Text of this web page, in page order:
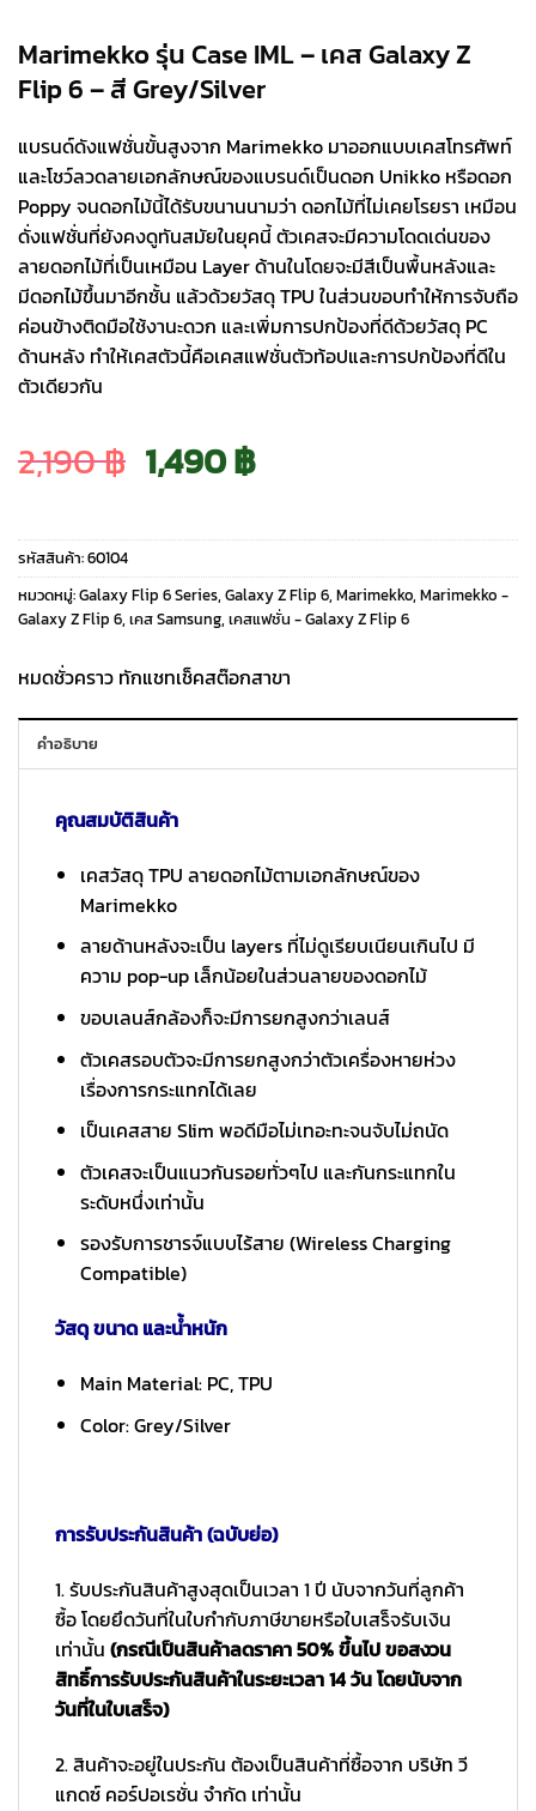
Marimekko รุ่น Case IML – เคส Galaxy Z
Flip 6 – สี Grey/Silver
แบรนด์ดังแฟชั่นขั้นสูงจาก Marimekko มาออกแบบเคสโทรศัพท์
และโชว์ลวดลายเอกลักษณ์ของแบรนด์เป็นดอก Unikko หรือดอก
Poppy จนดอกไม้นี้ได้รับขนานนามว่า ดอกไม้ที่ไม่เคยโรยรา เหมือน
ดั่งแฟชั่นที่ยังคงดูทันสมัยในยุคนี้ ตัวเคสจะมีความโดดเด่นของ
ลายดอกไม้ที่เป็นเหมือน Layer ด้านในโดยจะมีสีเป็นพื้นหลังและ
มีดอกไม้ขึ้นมาอีกชั้น แล้วด้วยวัสดุ TPU ในส่วนขอบทำให้การจับถือ
ค่อนข้างติดมือใช้งานะดวก และเพิ่มการปกป้องที่ดีด้วยวัสดุ PC
ด้านหลัง ทำให้เคสตัวนี้คือเคสแฟชั่นตัวท้อปและการปกป้องที่ดีใน
ตัวเดียวกัน
2,190฿ Original
price
was:
2,190 ฿.
1,490฿Current
price
is:
1,490 ฿.
รหัสสินค้า:60104
หมวดหมู่:Galaxy Flip 6 Series, Galaxy Z Flip 6, Marimekko, Marimekko -
Galaxy Z Flip 6, เคส Samsung, เคสแฟชั่น - Galaxy Z Flip 6
หมดชั่วคราว ทักแชทเช็คสต๊อกสาขา
คำอธิบาย
คุณสมบัติสินค้า
เคสวัสดุ TPU ลายดอกไม้ตามเอกลักษณ์ของ
Marimekko
ลายด้านหลังจะเป็น layers ที่ไม่ดูเรียบเนียนเกินไป มี
ความ pop-up เล็กน้อยในส่วนลายของดอกไม้
ขอบเลนส์กล้องก็จะมีการยกสูงกว่าเลนส์
ตัวเคสรอบตัวจะมีการยกสูงกว่าตัวเครื่องหายห่วง
เรื่องการกระแทกได้เลย
เป็นเคสสาย Slim พอดีมือไม่เทอะทะจนจับไม่ถนัด
ตัวเคสจะเป็นแนวกันรอยทั่วๆไป และกันกระแทกใน
ระดับหนึ่งเท่านั้น
รองรับการชารจ์แบบไร้สาย (Wireless Charging
Compatible)
วัสดุ ขนาด และน้ำหนัก
Main Material: PC, TPU
Color: Grey/Silver
การรับประกันสินค้า (ฉบับย่อ)
1. รับประกันสินค้าสูงสุดเป็นเวลา 1 ปี นับจากวันที่ลูกค้า
ซื้อ โดยยึดวันที่ในใบกำกับภาษีขายหรือใบเสร็จรับเงิน
เท่านั้น (กรณีเป็นสินค้าลดราคา 50% ขึ้นไป ขอสงวน
สิทธิ์การรับประกันสินค้าในระยะเวลา 14 วัน โดยนับจาก
วันที่ในใบเสร็จ)
2. สินค้าจะอยู่ในประกัน ต้องเป็นสินค้าที่ซื้อจาก บริษัท วี
แกดซ์ คอร์ปอเรชั่น จำกัด เท่านั้น